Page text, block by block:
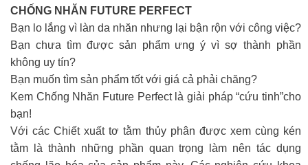
CHỐNG NHĂN FUTURE PERFECT
Bạn lo lắng vì làn da nhăn nhưng lại bận rộn với công việc?
Bạn chưa tìm được sản phẩm ưng ý vì sợ thành phần
không uy tín?
Bạn muốn tìm sản phẩm tốt với giá cả phải chăng?
Kem Chống Nhăn Future Perfect là giải pháp “cứu tinh”cho
bạn!
Với các Chiết xuất tơ tằm thủy phân được xem cùng kén
tằm là thành những phần quan trọng làm nên tác dụng